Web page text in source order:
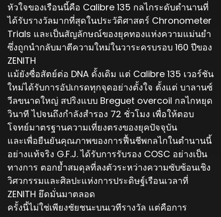
หัวใจของเรือนนี้คือ Calibre 135 กลไกระดับตำนานที่
ได้รับรางวัลมากที่สุดในประวัติศาสตร์ Chronometer
Trials และเป็นสัญลักษณ์ของยุคทองแห่งความแม่นยำ
ซึ่งถูกนำกลับมาตีความใหม่ในวาระครบรอบ 160 ปีของ
ZENITH
แม้ยังซื่อสัตย์ต่อ DNA ดั้งเดิม แต่ Calibre 135 เวอร์ชัน
ใหม่ได้รับการอัปเกรดทุกจุดอย่างตั้งใจ ตั้งแต่ บาลานซ์
วีลขนาดใหญ่ สปริงแบบ Breguet overcoil กลไกหยุด
วินาที ไปจนถึงกำลังสำรอง 72 ชั่วโมง เพื่อให้ตอบ
โจทย์มาตรฐานความเที่ยงตรงของยุคปัจจุบัน
และเพื่อยืนยันคุณภาพของการฟื้นชีพกลไกในตำนานนี้
อย่างแท้จริง G.F.J. ได้รับการรับรอง COSC อย่างเป็น
ทางการ ตอกย้ำสมดุลที่ลงตัวระหว่างความซับซ้อนเชิง
วิศวกรรมและศิลปะแห่งการประดิษฐ์เรือนเวลาที่
ZENITH ยึดมั่นมาตลอด
ครั้งนี้ไม่ใช่เพียงชัยชนะบนเวทีรางวัล แต่คือการ